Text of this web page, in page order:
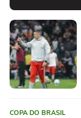
COPA DO BRASIL